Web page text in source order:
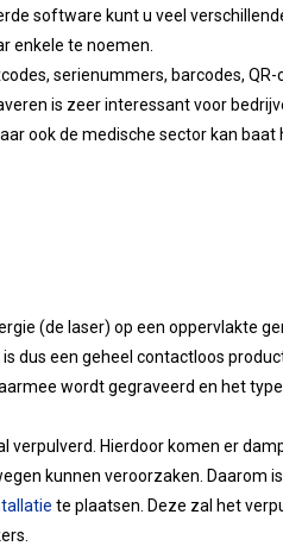
software kunt u veel
enkele te noemen.
serienummers, barcodes,
is zeer interessant voor
ook de medische sector kan baat
(de laser) op een oppervlakte
dus een geheel contactloos
wordt gegraveerd en het
Hierdoor komen er
kunnen veroorzaken. Daarom
te plaatsen. Deze zal het